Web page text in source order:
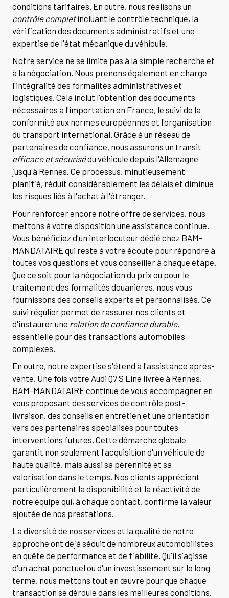
conditions tarifaires. En outre, nous réalisons un
contrôle completincluant le contrôle technique, la
vérification des documents administratifs et une
expertise de l'état mécanique du véhicule.
Notre service ne se limite pas à la simple recherche et
à la négociation. Nous prenons également en charge
l'intégralité des formalités administratives et
logistiques. Cela inclut l'obtention des documents
nécessaires à l'importation en France, le suivi de la
conformité aux normes européennes et l'organisation
du transport international. Grâce à un réseau de
partenaires de confiance, nous assurons un transit
efficace et sécurisédu véhicule depuis l'Allemagne
jusqu'à Rennes. Ce processus, minutieusement
planifié, réduit considérablement les délais et diminue
les risques liés à l'achat à l'étranger.
Pour renforcer encore notre offre de services, nous
mettons à votre disposition une assistance continue.
Vous bénéficiez d'un interlocuteur dédié chez BAM-
MANDATAIRE qui reste à votre écoute pour répondre à
toutes vos questions et vous conseiller à chaque étape.
Que ce soit pour la négociation du prix ou pour le
traitement des formalités douanières, nous vous
fournissons des conseils experts et personnalisés. Ce
suivi régulier permet de rassurer nos clients et
d'instaurer une relation de confiance durable,
essentielle pour des transactions automobiles
complexes.
En outre, notre expertise s'étend à l'assistance après-
vente. Une fois votre Audi Q7 S Line livrée à Rennes,
BAM-MANDATAIRE continue de vous accompagner en
vous proposant des services de contrôle post-
livraison, des conseils en entretien et une orientation
vers des partenaires spécialisés pour toutes
interventions futures. Cette démarche globale
garantit non seulement l'acquisition d'un véhicule de
haute qualité, mais aussi sa pérennité et sa
valorisation dans le temps. Nos clients apprécient
particulièrement la disponibilité et la réactivité de
notre équipe qui, à chaque contact, confirme la valeur
ajoutée de nos prestations.
La diversité de nos services et la qualité de notre
approche ont déjà séduit de nombreux automobilistes
en quête de performance et de fiabilité. Qu'il s'agisse
d'un achat ponctuel ou d'un investissement sur le long
terme, nous mettons tout en œuvre pour que chaque
transaction se déroule dans les meilleures conditions.